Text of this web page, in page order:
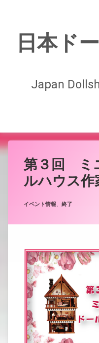
ドールハウスの歴史
入会案内
お問合せ
日本ド
Japan
第３回 ミ
ルハウス作
Posted on2023年3月9日
Updated on 2025年6月12日
by JDAwebmaster
カテゴリー:
イベント情報、 終了